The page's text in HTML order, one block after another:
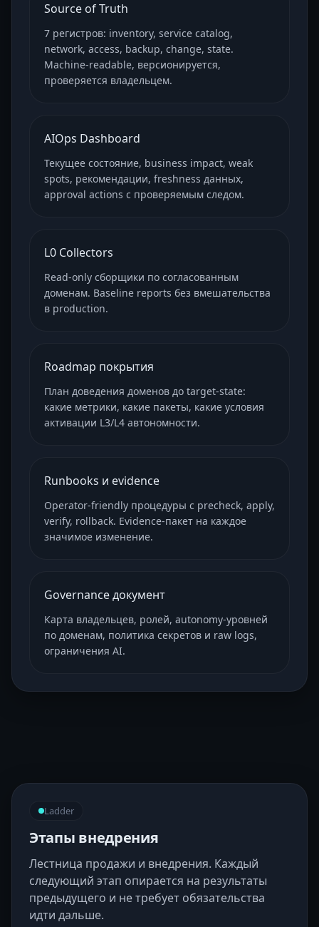
Source of Truth
7 регистров: inventory, service catalog,
network, access, backup, change, state.
Machine-readable, версионируется,
проверяется владельцем.
AIOps Dashboard
Текущее состояние, business impact, weak
spots, рекомендации, freshness данных,
approval actions с проверяемым следом.
L0 Collectors
Read-only сборщики по согласованным
доменам. Baseline reports без вмешательства
в production.
Roadmap покрытия
План доведения доменов до target-state:
какие метрики, какие пакеты, какие условия
активации L3/L4 автономности.
Runbooks и evidence
Operator-friendly процедуры с precheck, apply,
verify, rollback. Evidence-пакет на каждое
значимое изменение.
Governance документ
Карта владельцев, ролей, autonomy-уровней
по доменам, политика секретов и raw logs,
ограничения AI.
Ladder
Этапы внедрения
Лестница продажи и внедрения. Каждый
следующий этап опирается на результаты
предыдущего и не требует обязательства
идти дальше.